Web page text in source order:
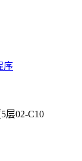
序
层02-C10